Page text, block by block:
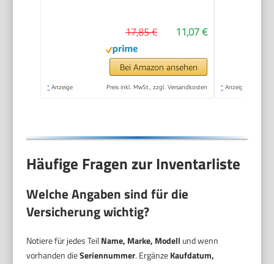
11,07 €
17,85 €
Bei Amazon ansehen
* Anzeige Preis inkl. MwSt., zzgl. Versandkosten * Anzeige
Häufige Fragen zur Inventarliste
Welche Angaben sind für die
Versicherung wichtig?
Notiere für jedes TeilName, Marke, Modell und wenn
vorhanden dieSeriennummer. ErgänzeKaufdatum,